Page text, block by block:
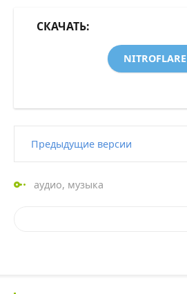
СКАЧАТЬ:
NITROFLARE
Предыдущие версии
аудио, музыка